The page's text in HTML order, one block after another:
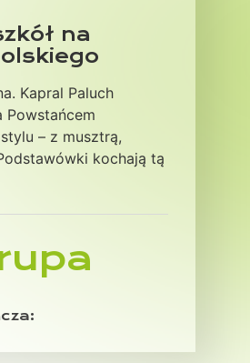
na
Kapral Paluch
Powstańcem
– z musztrą,
kochają tą